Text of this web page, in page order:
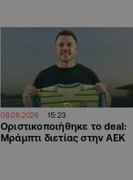
08.08.2026 15:23
Οριστικοποιήθηκε το deal:
Μράμπτι διετίας στην ΑΕΚ